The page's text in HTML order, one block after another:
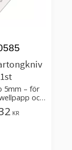
1st
5mm – för
och
–
blad 10526,
KR